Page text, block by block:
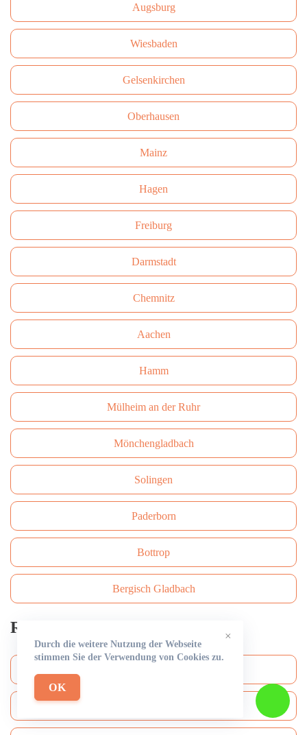
Augsburg
Wiesbaden
Gelsenkirchen
Oberhausen
Mainz
Hagen
Freiburg
Darmstadt
Сhemnitz
Aachen
Hamm
Mülheim an der Ruhr
Mönchengladbach
Solingen
Paderborn
Bottrop
Bergisch Gladbach
Rohrreinigung ×
Durch die weitere Nutzung der Webseite
stimmen Sie der Verwendung von Cookies zu.
OK